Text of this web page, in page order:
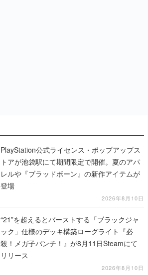
PlayStation公式ライセンス・ポップアップス
トアが池袋駅にて期間限定で開催。夏のアパ
レルや『ブラッドボーン』の新作アイテムが
登場
2026年8月10日
“21”を超えるとバーストする「ブラックジャ
ック」仕様のデッキ構築ローグライト『必
殺！メガ子パンチ！』が8月11日Steamにて
リリース
2026年8月10日